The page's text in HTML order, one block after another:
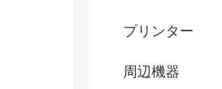
プリンター
周辺機器